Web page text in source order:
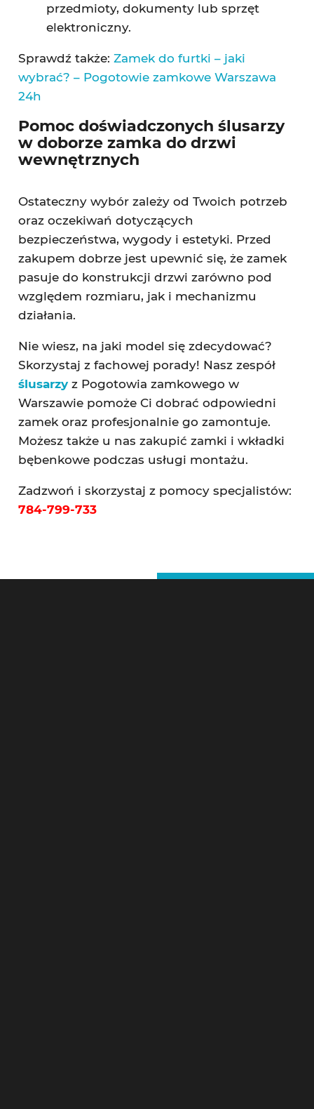
przedmioty, dokumenty lub sprzęt
elektroniczny.
Sprawdź także: Zamek do furtki – jaki
wybrać? – Pogotowie zamkowe Warszawa
24h
Pomoc doświadczonych ślusarzy
w doborze zamka do drzwi
wewnętrznych
Ostateczny wybór zależy od Twoich potrzeb
oraz oczekiwań dotyczących
bezpieczeństwa, wygody i estetyki. Przed
zakupem dobrze jest upewnić się, że zamek
pasuje do konstrukcji drzwi zarówno pod
względem rozmiaru, jak i mechanizmu
działania.
Nie wiesz, na jaki model się zdecydować?
Skorzystaj z fachowej porady! Nasz zespół
ślusarzyz Pogotowia zamkowego w
Warszawie pomoże Ci dobrać odpowiedni
zamek oraz profesjonalnie go zamontuje.
Możesz także u nas zakupić zamki i wkładki
bębenkowe podczas usługi montażu.
Zadzwoń i skorzystaj z pomocy specjalistów:
784-799-733